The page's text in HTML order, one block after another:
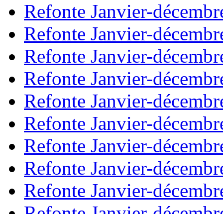
Refonte Janvier-
Refonte Janvier-
Refonte Janvier-
Refonte Janvier-
Refonte Janvier-
Refonte Janvier-
Refonte Janvier-
Refonte Janvier-
Refonte Janvier-